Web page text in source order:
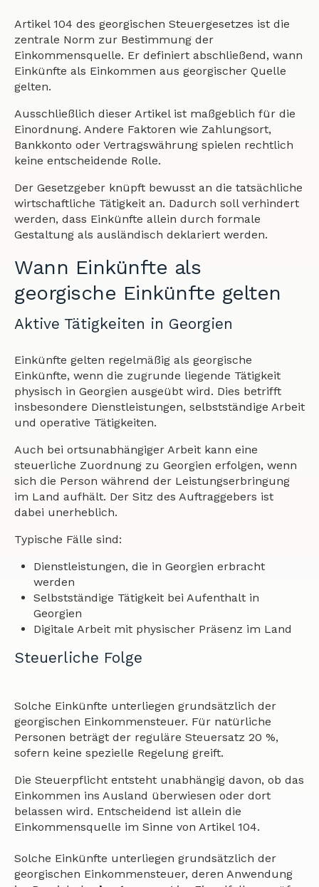
Artikel 104 des georgischen Steuergesetzes ist die
zentrale Norm zur Bestimmung der
Einkommensquelle. Er definiert abschließend, wann
Einkünfte als Einkommen aus georgischer Quelle
gelten.
Ausschließlich dieser Artikel ist maßgeblich für die
Einordnung. Andere Faktoren wie Zahlungsort,
Bankkonto oder Vertragswährung spielen rechtlich
keine entscheidende Rolle.
Der Gesetzgeber knüpft bewusst an die tatsächliche
wirtschaftliche Tätigkeit an. Dadurch soll verhindert
werden, dass Einkünfte allein durch formale
Gestaltung als ausländisch deklariert werden.
Wann Einkünfte als
georgische Einkünfte gelten
Aktive Tätigkeiten in Georgien
Einkünfte gelten regelmäßig als georgische
Einkünfte, wenn die zugrunde liegende Tätigkeit
physisch in Georgien ausgeübt wird. Dies betrifft
insbesondere Dienstleistungen, selbstständige Arbeit
und operative Tätigkeiten.
Auch bei ortsunabhängiger Arbeit kann eine
steuerliche Zuordnung zu Georgien erfolgen, wenn
sich die Person während der Leistungserbringung
im Land aufhält. Der Sitz des Auftraggebers ist
dabei unerheblich.
Typische Fälle sind:
Dienstleistungen, die in Georgien erbracht
werden
Selbstständige Tätigkeit bei Aufenthalt in
Georgien
Digitale Arbeit mit physischer Präsenz im Land
Steuerliche Folge
Solche Einkünfte unterliegen grundsätzlich der
georgischen Einkommensteuer. Für natürliche
Personen beträgt der reguläre Steuersatz 20 %,
sofern keine spezielle Regelung greift.
Die Steuerpflicht entsteht unabhängig davon, ob das
Einkommen ins Ausland überwiesen oder dort
belassen wird. Entscheidend ist allein die
Einkommensquelle im Sinne von Artikel 104.
Solche Einkünfte unterliegen grundsätzlich der
georgischen Einkommensteuer, deren Anwendung